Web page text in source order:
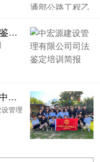
中宏源建设管理有限公司司法鉴定培训简报
“凝心聚力，狂欢一夏” ——记中宏源建设管理有限公司工会团建活动